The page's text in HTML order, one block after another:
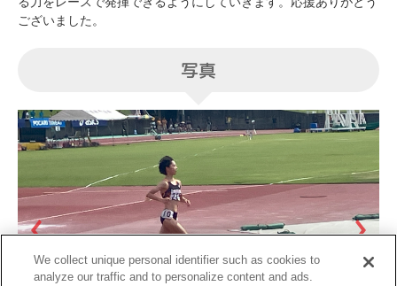
ございました。
写真
We collect unique personal identifier such as cookies to
analyze our traffic and to personalize content and ads.